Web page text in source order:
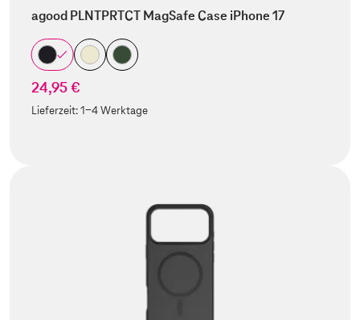
agood PLNTPRTCT MagSafe Case iPhone 17
24,95 €
Lieferzeit:1-4 Werktage